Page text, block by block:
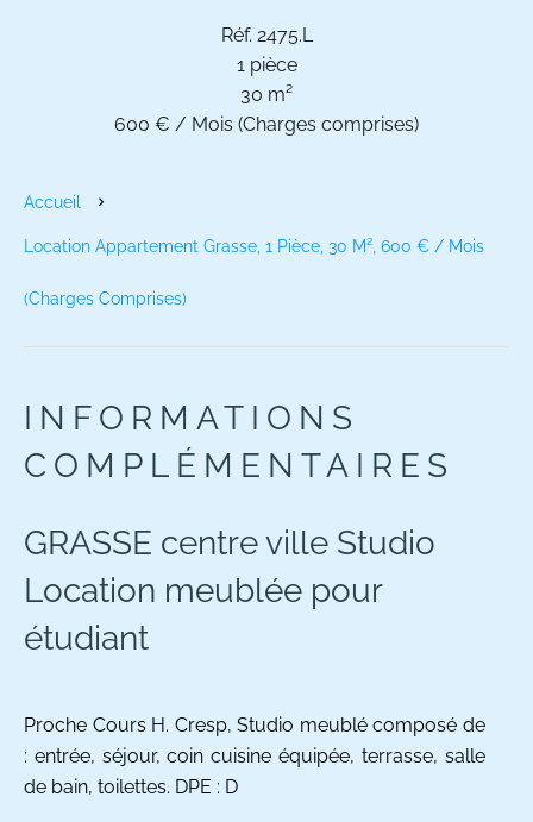
Réf. 2475.L
1 pièce
30 m²
600 € / Mois (Charges comprises)
Accueil
Location Appartement Grasse, 1 Pièce, 30 M², 600 € / Mois
(Charges Comprises)
INFORMATIONS
COMPLÉMENTAIRES
GRASSE centre ville Studio
Location meublée pour
étudiant
Proche Cours H. Cresp, Studio meublé composé de
: entrée, séjour, coin cuisine équipée, terrasse, salle
de bain, toilettes. DPE : D